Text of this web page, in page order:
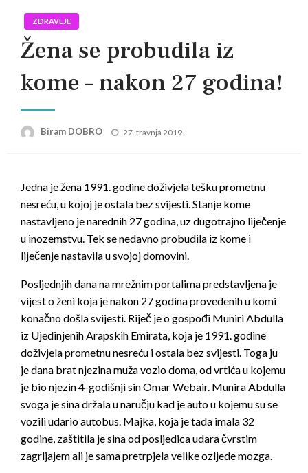
ZDRAVLJE
Žena se probudila iz
kome – nakon 27 godina!
Biram DOBRO
Posted
27. travnja 2019.
Jedna je žena 1991. godine doživjela tešku prometnu
nesreću, u kojoj je ostala bez svijesti. Stanje kome
nastavljeno je narednih 27 godina, uz dugotrajno liječenje
u inozemstvu. Tek se nedavno probudila iz kome i
liječenje nastavila u svojoj domovini.
Posljednjih dana na mrežnim portalima predstavljena je
vijest o ženi koja je nakon 27 godina provedenih u komi
konačno došla svijesti. Riječ je o gospođi Muniri Abdulla
iz Ujedinjenih Arapskih Emirata, koja je 1991. godine
doživjela prometnu nesreću i ostala bez svijesti. Toga ju
je dana brat njezina muža vozio doma, od vrtića u kojemu
je bio njezin 4-godišnji sin Omar Webair. Munira Abdulla
svoga je sina držala u naručju kad je auto u kojemu su se
vozili udario autobus. Majka, koja je tada imala 32
godine, zaštitila je sina od posljedica udara čvrstim
zagrljajem ali je sama pretrpjela velike ozljede mozga.